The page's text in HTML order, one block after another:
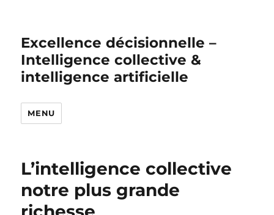
Excellence décisionnelle –
Intelligence collective &
intelligence artificielle
MENU
L’intelligence collective
notre plus grande